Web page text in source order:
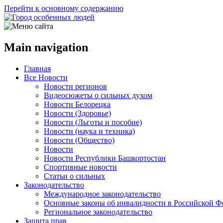
Перейти к основному содержанию
Main navigation
Главная
Все Новости
Новости регионов
Видеосюжеты о сильных духом
Новости Белорецка
Новости (Здоровье)
Новости (Льготы и пособие)
Новости (наука и техника)
Новости (Общество)
Новости
Новости Республики Башкортостан
Спортивные новости
Статьи о сильных
Законодательство
Международное законодательство
Основные законы об инвалидности в Российской
Региональное законодательство
Защита прав